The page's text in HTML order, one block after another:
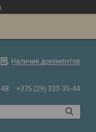
Наличие документов
+375 (29) 333-35-44